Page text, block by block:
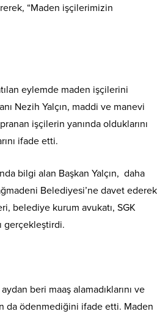
“Maden işçilerimizin
eylemde maden işçilerini
Nezih Yalçın, maddi ve manevi
işçilerin yanında olduklarını
ifade etti.
bilgi alan Başkan Yalçın, daha
Belediyesi’ne davet ederek
belediye kurum avukatı, SGK
gerçekleştirdi.
beri maaş alamadıklarını ve
da ödenmediğini ifade etti. Maden